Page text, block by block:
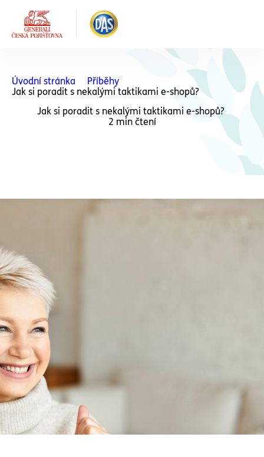
Úvodní stránka
Příběhy
Jak si poradit s nekalými taktikami e-shopů?
Jak si poradit s nekalými taktikami e-shopů?
2 min čtení